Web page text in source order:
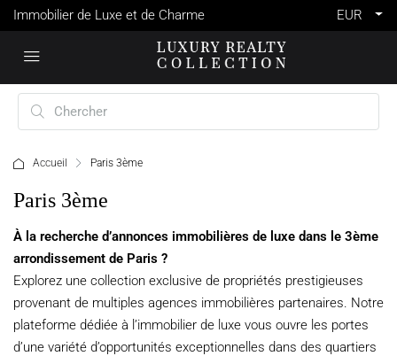
Immobilier de Luxe et de Charme EUR
Accueil Paris 3ème
Paris 3ème
À la recherche d’annonces immobilières de luxe dans le 3ème
arrondissement de Paris ?
Explorez une collection exclusive de propriétés prestigieuses
provenant de multiples agences immobilières partenaires. Notre
plateforme dédiée à l’immobilier de luxe vous ouvre les portes
d’une variété d’opportunités exceptionnelles dans des quartiers